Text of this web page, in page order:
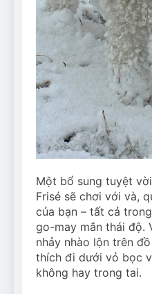
Một bổ sung tuyệt
Frisé sẽ chơi với và,
của bạn – tất cả
go-may mắn thái độ.
nhảy nhào lộn trên
thích đi dưới vỏ bọc
không hay trong tai.